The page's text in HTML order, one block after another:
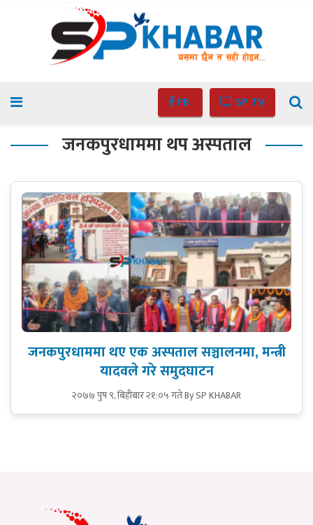
FB SP TV
जनकपुरधाममा थप अस्पताल
जनकपुरधाममा थए एक अस्पताल सञ्चालनमा, मन्त्री
यादवले गरे समुदघाटन
२०७७ पुष ९, बिहीबार २१:०५ गतेBy SP KHABAR